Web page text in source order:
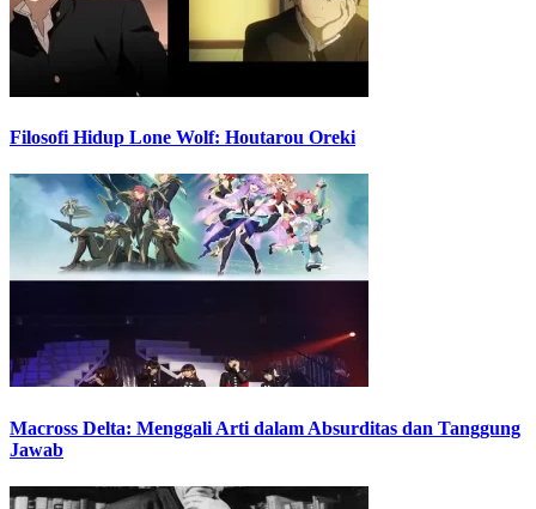
Filosofi Hidup Lone Wolf: Houtarou Oreki
Macross Delta: Menggali Arti dalam Absurditas dan Tanggung
Jawab